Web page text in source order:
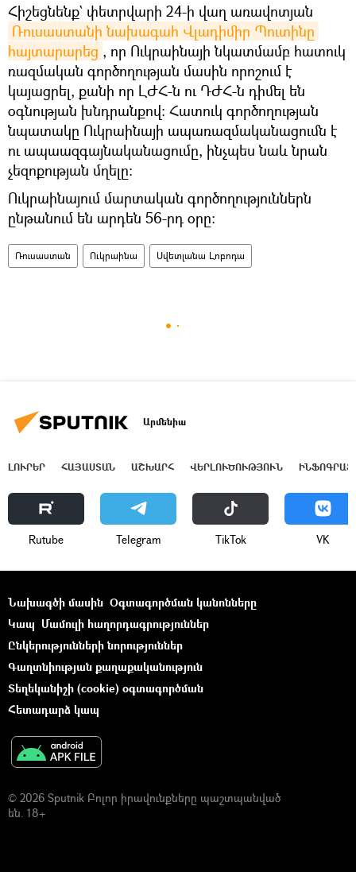
Հիշեցնենք` փետրվարի 24-ի վաղ առավոտյան
Ռուսաստանի նախագահ Վլադիմիր Պուտինը
հայտարարեց , որ Ուկրաինայի նկատմամբ հատուկ
ռազմական գործողության մասին որոշում է
կայացրել, քանի որ ԼԺՀ-ն ու ԴԺՀ-ն դիմել են
օգնության խնդրանքով։ Հատուկ գործողության
նպատակը Ուկրաինայի ապառազմականացումն է
ու ապաազգայնականացումը, ինչպես նաև նրան
չեզոքության մղելը։
Ուկրաինայում մարտական գործողություններն
ընթանում են արդեն 56-րդ օրը։
Ռուսաստան Ուկրաինա Սվետլանա Լոբոդա
Արմենիա
ԼՈՒՐԵՐ ՀԱՅԱՍՏԱՆ ԱՇԽԱՐՀ ՎԵՐԼՈՒԾՈՒԹՅՈՒՆ
Rutube Telegram ТikТоk VK
Նախագծի մասին Օգտագործման կանոնները
Կապ Մամուլի հաղորդագրություններ
Ընկերությունների նորություններ
Գաղտնիության քաղաքականություն
Տեղեկանիշի (cookie) օգտագործման
Հետադարձ կապ
© 2026 Sputnik Բոլոր իրավունքները պաշտպանված
են. 18+